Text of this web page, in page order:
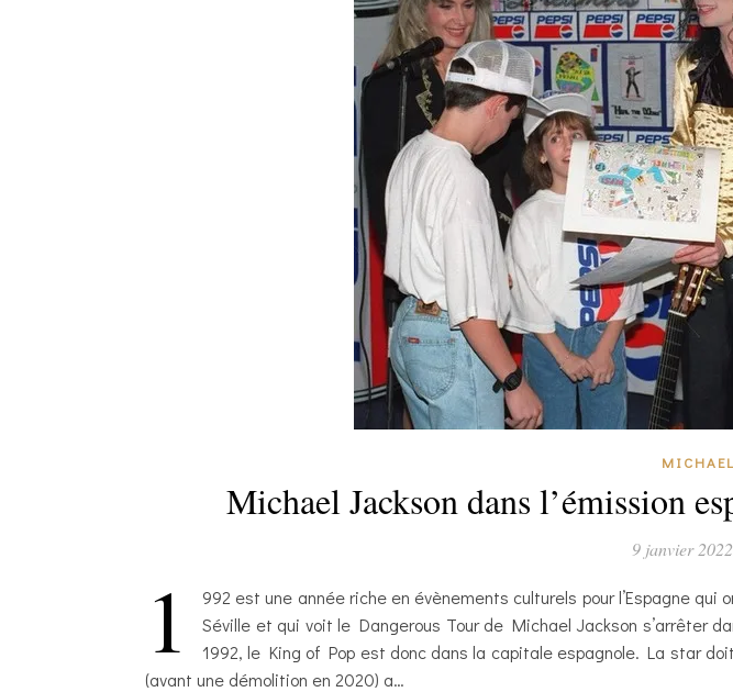
Michael Jackson dans l’émission
9 janvier 2022
1
992 est une année riche en évènements culturels pour l’Espagne qui
Séville et qui voit le Dangerous Tour de Michael Jackson s’arrêter
1992, le King of Pop est donc dans la capitale espagnole. La star
(avant une démolition en 2020) a…